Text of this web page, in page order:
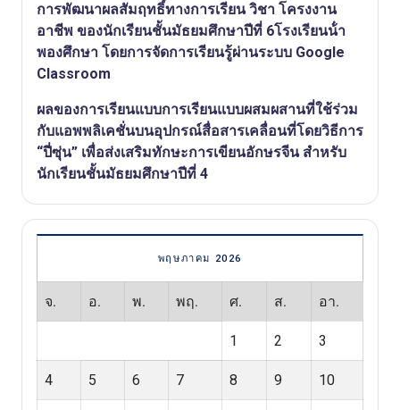
การพัฒนาผลสัมฤทธิ์ทางการเรียน วิชา โครงงาน
อาชีพ ของนักเรียนชั้นมัธยมศึกษาปีที่ 6โรงเรียนน้ํา
พองศึกษา โดยการจัดการเรียนรู้ผ่านระบบ Google
Classroom
ผลของการเรียนแบบการเรียนแบบผสมผสานที่ใช้ร่วม
กับแอพพลิเคชั่นบนอุปกรณ์สื่อสารเคลื่อนที่โดยวิธีการ
“ปี่ซุ่น” เพื่อส่งเสริมทักษะการเขียนอักษรจีน สำหรับ
นักเรียนชั้นมัธยมศึกษาปีที่ 4
พฤษภาคม 2026
จ. อ. พ. พฤ. ศ. ส. อา.
1 2 3
4 5 6 7 8 9 10